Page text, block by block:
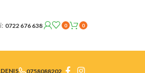
0722 676 638 0 0
0758088202